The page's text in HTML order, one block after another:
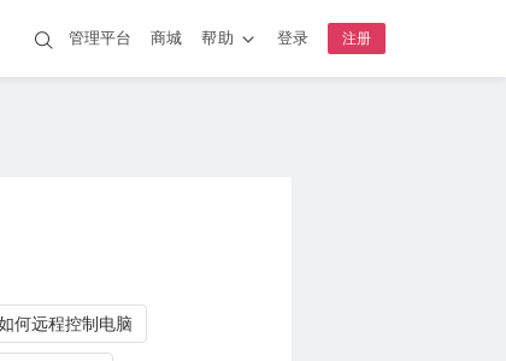
管理平台 商城 帮助 登录 注册
何远程控制电脑